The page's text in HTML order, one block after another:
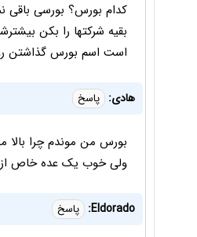
کدام بورس؟ بورسی باقی
بقیه شرکتها را بکن
است اسم بورس گذاشتن
هادی: پاسخ
بورس من موندم چرا بالا
ولی خوب یک عده خاص
Eldorado: پاسخ